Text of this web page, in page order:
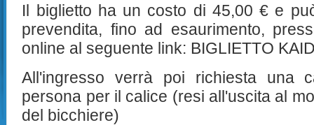
Il biglietto ha un costo di 45,00 € e
prevendita, fino ad esaurimento,
online al seguente link: BIGLIETTO
All'ingresso verrà poi richiesta una
persona per il calice (resi all'uscita al
del bicchiere)